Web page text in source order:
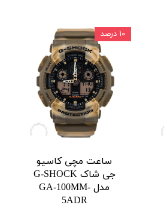
ساعت مچی کاسیو
جی شاک G-SHOCK
مدل GA-100MM-
5ADR
۱۰ درصد